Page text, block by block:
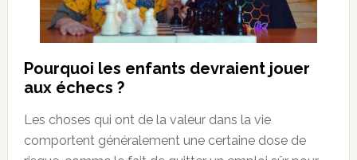
Pourquoi les enfants devraient jouer
aux échecs ?
Les choses qui ont de la valeur dans la vie
comportent généralement une certaine dose de